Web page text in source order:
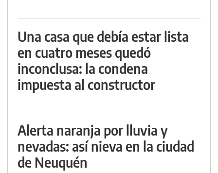
Una casa que debía estar lista
en cuatro meses quedó
inconclusa: la condena
impuesta al constructor
Alerta naranja por lluvia y
nevadas: así nieva en la ciudad
de Neuquén